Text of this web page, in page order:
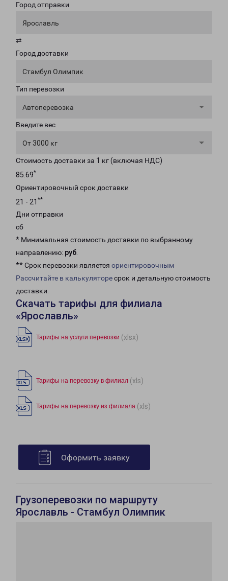
Город отправки
Ярославль
⇄
Город доставки
Стамбул Олимпик
Тип перевозки
Автоперевозка
Введите вес
От 3000 кг
Стоимость доставки за 1 кг (включая НДС)
85.69*
Ориентировочный срок доставки
21 - 21 **
Дни отправки
сб
* Минимальная стоимость доставки по выбранному
направлению: руб.
** Срок перевозки является ориентировочным
Рассчитайте в калькуляторесрок и детальную стоимость
доставки.
Скачать тарифы для филиала
«Ярославль»
Тарифы на услуги перевозки (xlsx)
Тарифы на перевозку в филиал (xls)
Тарифы на перевозку из филиала (xls)
Оформить заявку
Грузоперевозки по маршруту
Ярославль - Стамбул Олимпик